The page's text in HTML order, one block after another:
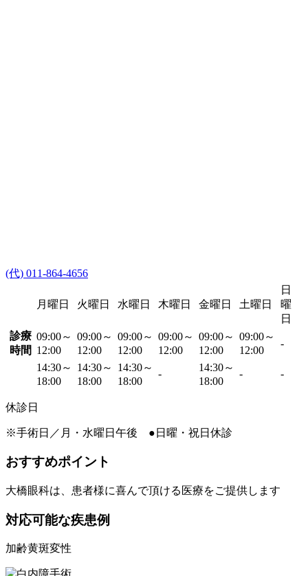
(代) 011-864-4656
月曜日 火曜日 水曜日 木曜日 金曜日 土曜日
日
曜
日
診療
時間
09:00～
12:00
09:00～
12:00
09:00～
12:00
09:00～
12:00
09:00～
12:00
09:00～
12:00
-
14:30～
18:00
14:30～
18:00
14:30～
18:00
-
14:30～
18:00
- -
休診日
※手術日／月・水曜日午後 ●日曜・祝日休診
おすすめポイント
大橋眼科は、患者様に喜んで頂ける医療をご提供します
対応可能な疾患例
加齢黄斑変性